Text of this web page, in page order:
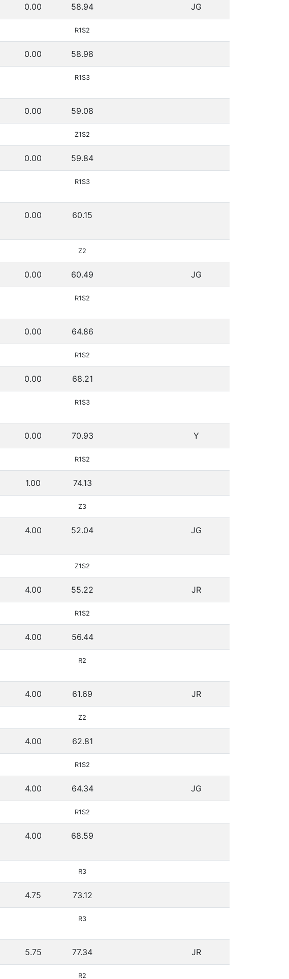
0.00 58.94 JG
R1S2
0.00 58.98
R1S3
0.00 59.08
Z1S2
0.00 59.84
R1S3
0.00 60.15
Z2
0.00 60.49 JG
R1S2
0.00 64.86
R1S2
0.00 68.21
R1S3
0.00 70.93 Y
R1S2
1.00 74.13
Z3
4.00 52.04 JG
Z1S2
4.00 55.22 JR
R1S2
4.00 56.44
R2
4.00 61.69 JR
Z2
4.00 62.81
R1S2
4.00 64.34 JG
R1S2
4.00 68.59
R3
4.75 73.12
R3
5.75 77.34 JR
R2